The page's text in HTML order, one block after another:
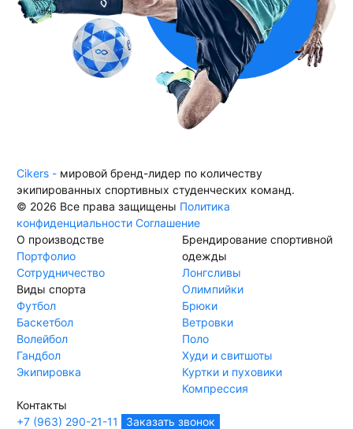
Cikers - мировой бренд-лидер по количеству
экипированных спортивных студенческих команд.
© 2026 Все права защищены Политика
конфиденциальности Соглашение
О производстве
Портфолио
Сотрудничество
Виды спорта
Футбол
Баскетбол
Волейбол
Гандбол
Экипировка
Брендирование спортивной
одежды
Лонгсливы
Олимпийки
Брюки
Ветровки
Поло
Худи и свитшоты
Куртки и пуховики
Компрессия
Контакты
+7 (963) 290-21-11
Заказать звонок